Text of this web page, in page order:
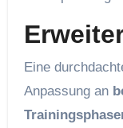
Eine
Anpassung an